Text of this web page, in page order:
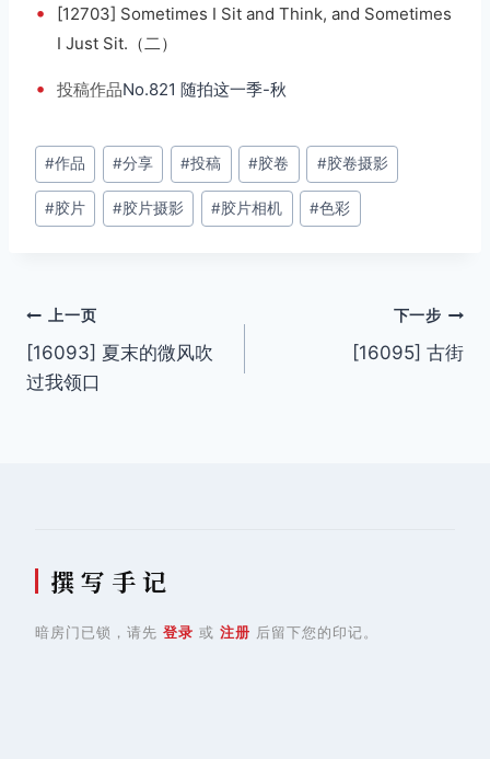
•
[12703] Sometimes I Sit and Think, and Sometimes
I Just Sit.（二）
• 投稿作品No.821 随拍这一季-秋
文
章
标
#作品 #分享 #投稿 #胶卷 #胶卷摄影
#胶片 #胶片摄影 #胶片相机 #色彩
文
章
上一页
[16093] 夏末的微风吹
过我领口
下一步
[16095] 古街
撰 写 手 记
暗房门已锁，请先 登录 或 注册 后留下您的印记。